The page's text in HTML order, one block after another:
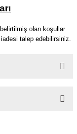
belirtilmiş olan koşullar
talep edebilirsiniz.